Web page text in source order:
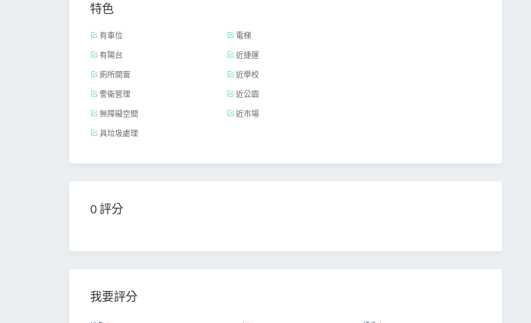
特色
有車位
有陽台
廁所開窗
警衛管理
無障礙空間
具垃圾處理
電梯
近捷運
近學校
近公園
近市場
0 評分
我要評分